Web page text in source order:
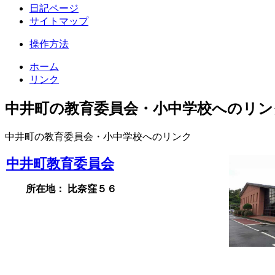
日記ページ
サイトマップ
操作方法
ホーム
リンク
中井町の教育委員会・小中学校へのリ
中井町の教育委員会・小中学校へのリンク
中井町教育委員会
所在地： 比奈窪５６